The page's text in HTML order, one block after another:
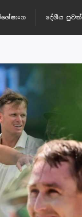
දේශීය පුවත්